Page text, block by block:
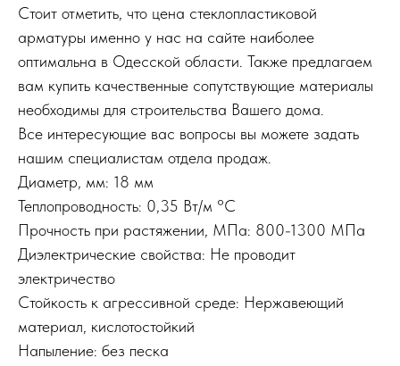
Стоит отметить, что цена стеклопластиковой
арматуры именно у нас на сайте наиболее
оптимальна в Одесской области. Также предлагаем
вам купить качественные сопутствующие материалы
необходимы для строительства Вашего дома.
Все интересующие вас вопросы вы можете задать
нашим специалистам отдела продаж.
Диаметр, мм: 18 мм
Теплопроводность: 0,35 Вт/м °С
Прочность при растяжении, МПа: 800-1300 МПа
Диэлектрические свойства: Не проводит
электричество
Стойкость к агрессивной среде: Нержавеющий
материал, кислотостойкий
Напыление: без песка